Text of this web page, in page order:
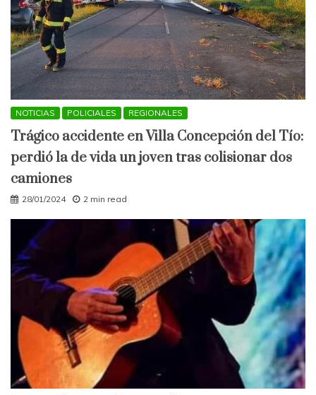
NOTICIAS POLICIALES REGIONALES
Trágico accidente en Villa Concepción del Tío:
perdió la de vida un joven tras colisionar dos
camiones
28/01/2024 2 min read